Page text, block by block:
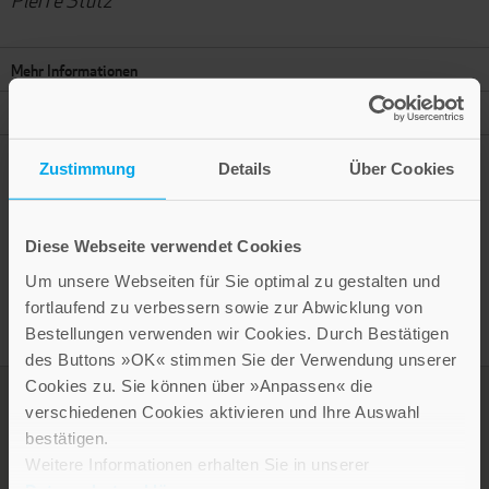
Zustimmung Details Über Cookies
Diese Webseite verwendet Cookies
Um unsere Webseiten für Sie optimal zu gestalten und
fortlaufend zu verbessern sowie zur Abwicklung von
Bestellungen verwenden wir Cookies. Durch Bestätigen
des Buttons »OK« stimmen Sie der Verwendung unserer
Cookies zu. Sie können über »Anpassen« die
verschiedenen Cookies aktivieren und Ihre Auswahl
bestätigen.
Weitere Informationen erhalten Sie in unserer
Mehr Informationen
Presseinformation drucken